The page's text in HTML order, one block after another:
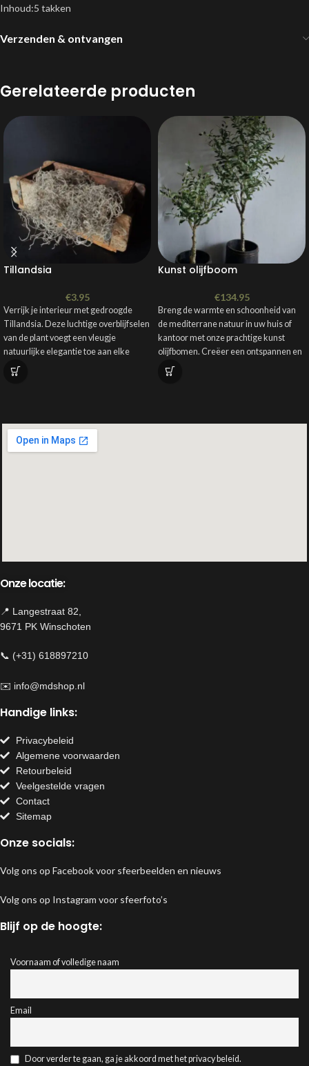
Inhoud:5 takken
Verzenden & ontvangen
Gerelateerde producten
Tillandsia
€3.95
Verrijk je interieur met gedroogde
Tillandsia. Deze luchtige overblijfselen
van de plant voegt een vleugje
natuurlijke elegantie toe aan elke
Kunst olijfboom
€134.95
Breng de warmte en schoonheid van
de mediterrane natuur in uw huis of
kantoor met onze prachtige kunst
olijfbomen. Creëer een ontspannen en
uitnodigende sfeer waar u ook bent, en
geniet van de tijdloze charme van deze
Onze locatie:
📍 Langestraat 82,
9671 PK Winschoten
📞 (+31) 618897210
✉️ info@mdshop.nl
Handige links:
Privacybeleid
Algemene voorwaarden
Retourbeleid
Veelgestelde vragen
Contact
Sitemap
Onze socials:
Volg ons op Facebook voor sfeerbeelden en nieuws
Volg ons op Instagram voor sfeerfoto’s
Blijf op de hoogte:
Voornaam of volledige naam
Email
Door verder te gaan, ga je akkoord met het privacy beleid.